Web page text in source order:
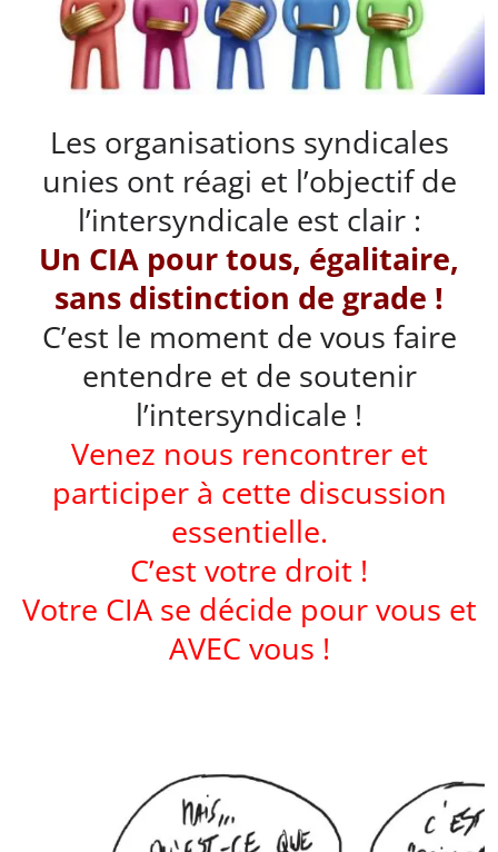
Les organisations syndicales
unies ont réagi et l’objectif de
l’intersyndicale est clair :
Un CIA pour tous, égalitaire,
sans distinction de grade !
C’est le moment de vous faire
entendre et de soutenir
l’intersyndicale !
Venez nous rencontrer et
participer à cette discussion
essentielle.
C’est votre droit !
Votre CIA se décide pour vous et
AVEC vous !